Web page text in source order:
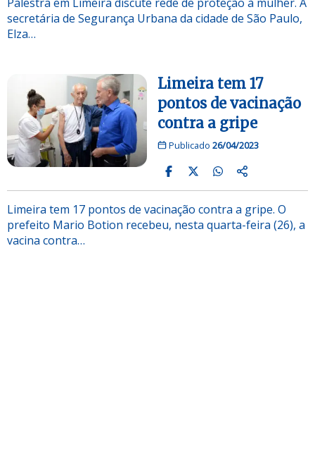
secretária de Segurança Urbana da cidade de São Paulo,
Elza…
Limeira tem 17
pontos de vacinação
contra a gripe
Publicado 26/04/2023
Limeira tem 17 pontos de vacinação contra a gripe. O
prefeito Mario Botion recebeu, nesta quarta-feira (26), a
vacina contra…